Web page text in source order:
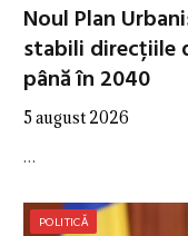
Noul Plan
stabili direcțiile
până în 2040
5 august 2026
…
POLITICĂ